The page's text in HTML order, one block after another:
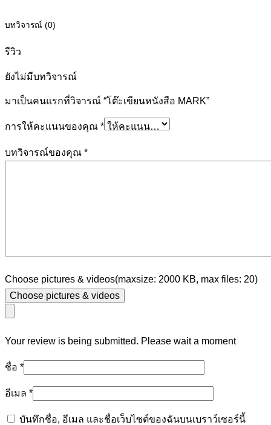
บทวิจารณ์ (0)
รีวิว
ยังไม่มีบทวิจารณ์
มาเป็นคนแรกที่วิจารณ์ “โต๊ะเขียนหนังสือ MARK”
การให้คะแนนของคุณ *
บทวิจารณ์ของคุณ *
Choose pictures & videos(maxsize: 2000 KB, max files: 20)
Choose pictures & videos
Your review is being submitted. Please wait a moment
ชื่อ *
อีเมล *
บันทึกชื่อ, อีเมล และชื่อเว็บไซต์ของฉันบนเบราว์เซอร์นี้